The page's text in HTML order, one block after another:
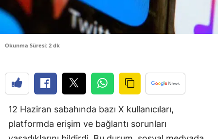
Bursa
Çorum
Okunma Süresi: 2 dk
12 Haziran sabahında bazı X kullanıcıları,
platformda erişim ve bağlantı sorunları